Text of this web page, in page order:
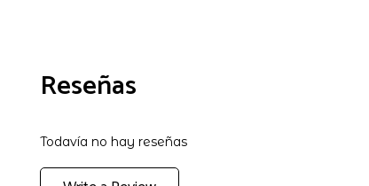
Reseñas
Todavía no hay reseñas